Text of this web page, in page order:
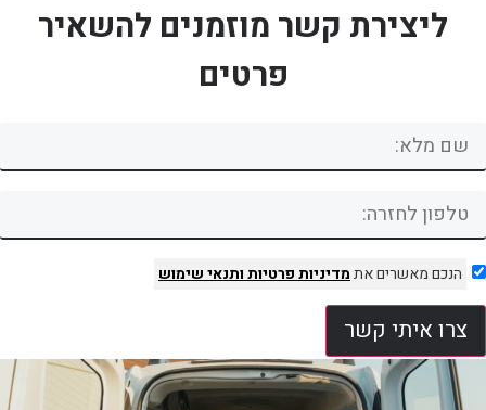
ליצירת קשר מוזמנים להשאיר
פרטים
הנכם מאשרים אתמדיניות פרטיותותנאי שימוש
צרו איתי קשר